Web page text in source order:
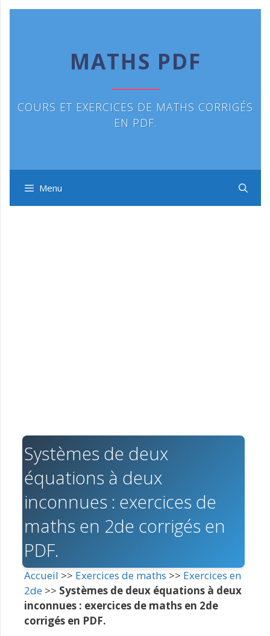
MATHS PDF
COURS ET EXERCICES DE MATHS CORRIGÉS
EN PDF.
Menu
Systèmes de deux
équations à deux
inconnues : exercices de
maths en 2de corrigés en
PDF.
Accueil >> Exercices de maths >> Exercices en
2de >> Systèmes de deux équations à deux
inconnues : exercices de maths en 2de
corrigés en PDF.